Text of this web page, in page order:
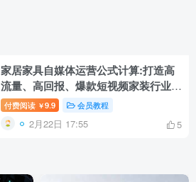
家居家具自媒体运营公式计算:打造高
流量、高回报、爆款短视频家装行业老
板必读
付费阅读 ￥9.9 会员教程
2月22日 17:55 5